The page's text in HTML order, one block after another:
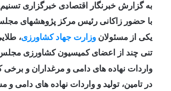
به گزارش خبرنگار اقتصادی خبرگزاری
با حضور زاکانی رئیس مرکز پژوهشهای
یکی از مسئولان وزارت جهاد کشاورزی،
تنی چند از اعضای کمیسیون کشاورزی
واردات نهاده های دامی و مرغداران و
در تامین، تولید و واردات نهاده های دامی و مشکلاتی که در